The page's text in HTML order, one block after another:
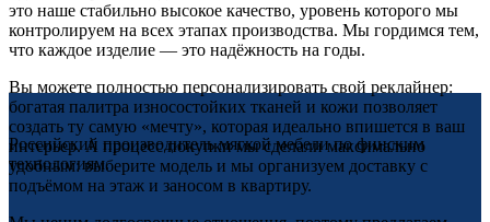
это наше стабильно высокое качество, уровень которого мы
контролируем на всех этапах производства. Мы гордимся тем,
что каждое изделие — это надёжность на годы.
Вы можете полностью персонализировать свой реклайнер:
богатая палитра износостойких тканей и кожи позволяет
создать ту самую «мечту», которая идеально впишется в ваш
интерьер. А процесс покупки мы сделали максимально
удобным: выберите модель и мы организуем доставку с
подъёмом на этаж и заносом в квартиру.
Российский производитель мягкой мебели по финским
технологиям.